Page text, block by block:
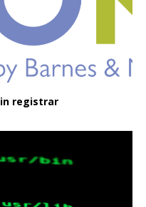
registrar